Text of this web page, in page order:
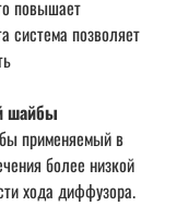
повышает
система позволяет
шайбы
применяемый в
более низкой
хода диффузора.